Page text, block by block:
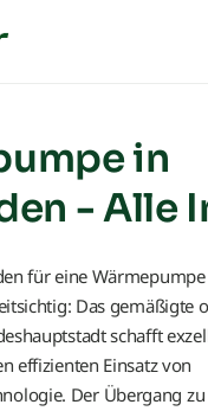
in
- Alle
für eine
Das gemäßigte
schafft
effizienten Einsatz von
Der Übergang